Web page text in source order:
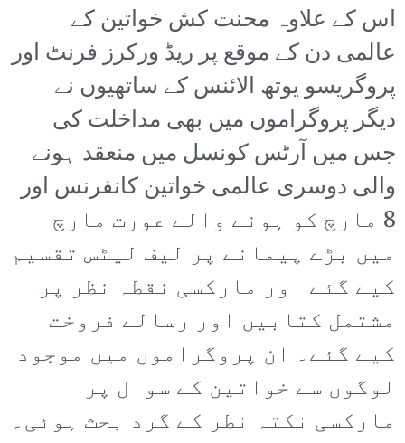
اس کے علاوہ محنت کش خواتین کے
عالمی دن کے موقع پر ریڈ ورکرز فرنٹ اور
پروگریسو یوتھ الائنس کے ساتھیوں نے
دیگر پروگراموں میں بھی مداخلت کی
جس میں آرٹس کونسل میں منعقد ہونے
والی دوسری عالمی خواتین کانفرنس اور
8 مارچ کو ہونے والے عورت مارچ
میں بڑے پیمانے پر لیف لیٹس تقسیم
کیے گئے اور مارکسی نقطہ نظر پر
مشتمل کتابیں اور رسالے فروخت
کیے گئے۔ ان پروگراموں میں موجود
لوگوں سے خواتین کے سوال پر
مارکسی نکتہ نظر کے گرد بحث ہوئی۔